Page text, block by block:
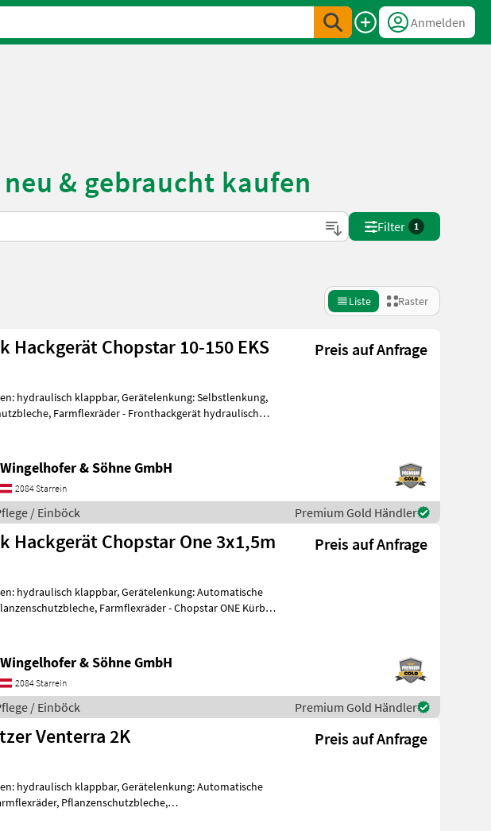
Anmelden
& gebraucht kaufen
Filter 1
Liste Raster
Hackgerät Chopstar 10-150 EKS Preis auf Anfrage
hydraulisch klappbar, Gerätelenkung: Selbstlenkung,
Farmflexräder - Fronthackgerät hydraulisch
Wingelhofer & Söhne GmbH
2084 Starrein
/ Einböck Premium Gold Händler
Hackgerät Chopstar One 3x1,5m Preis auf Anfrage
hydraulisch klappbar, Gerätelenkung: Automatische
Farmflexräder - Chopstar ONE Kürbis
Wingelhofer & Söhne GmbH
2084 Starrein
/ Einböck Premium Gold Händler
Venterra 2K Preis auf Anfrage
hydraulisch klappbar, Gerätelenkung: Automatische
Pflanzenschutzbleche,